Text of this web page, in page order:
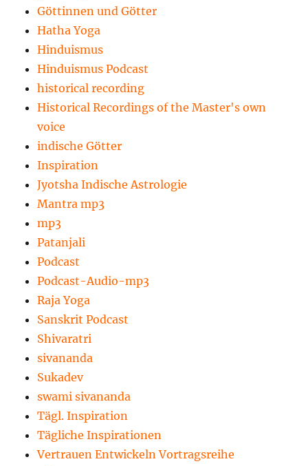
Göttinnen und Götter
Hatha Yoga
Hinduismus
Hinduismus Podcast
historical recording
Historical Recordings of the Master's own
voice
indische Götter
Inspiration
Jyotsha Indische Astrologie
Mantra mp3
mp3
Patanjali
Podcast
Podcast-Audio-mp3
Raja Yoga
Sanskrit Podcast
Shivaratri
sivananda
Sukadev
swami sivananda
Tägl. Inspiration
Tägliche Inspirationen
Vertrauen Entwickeln Vortragsreihe